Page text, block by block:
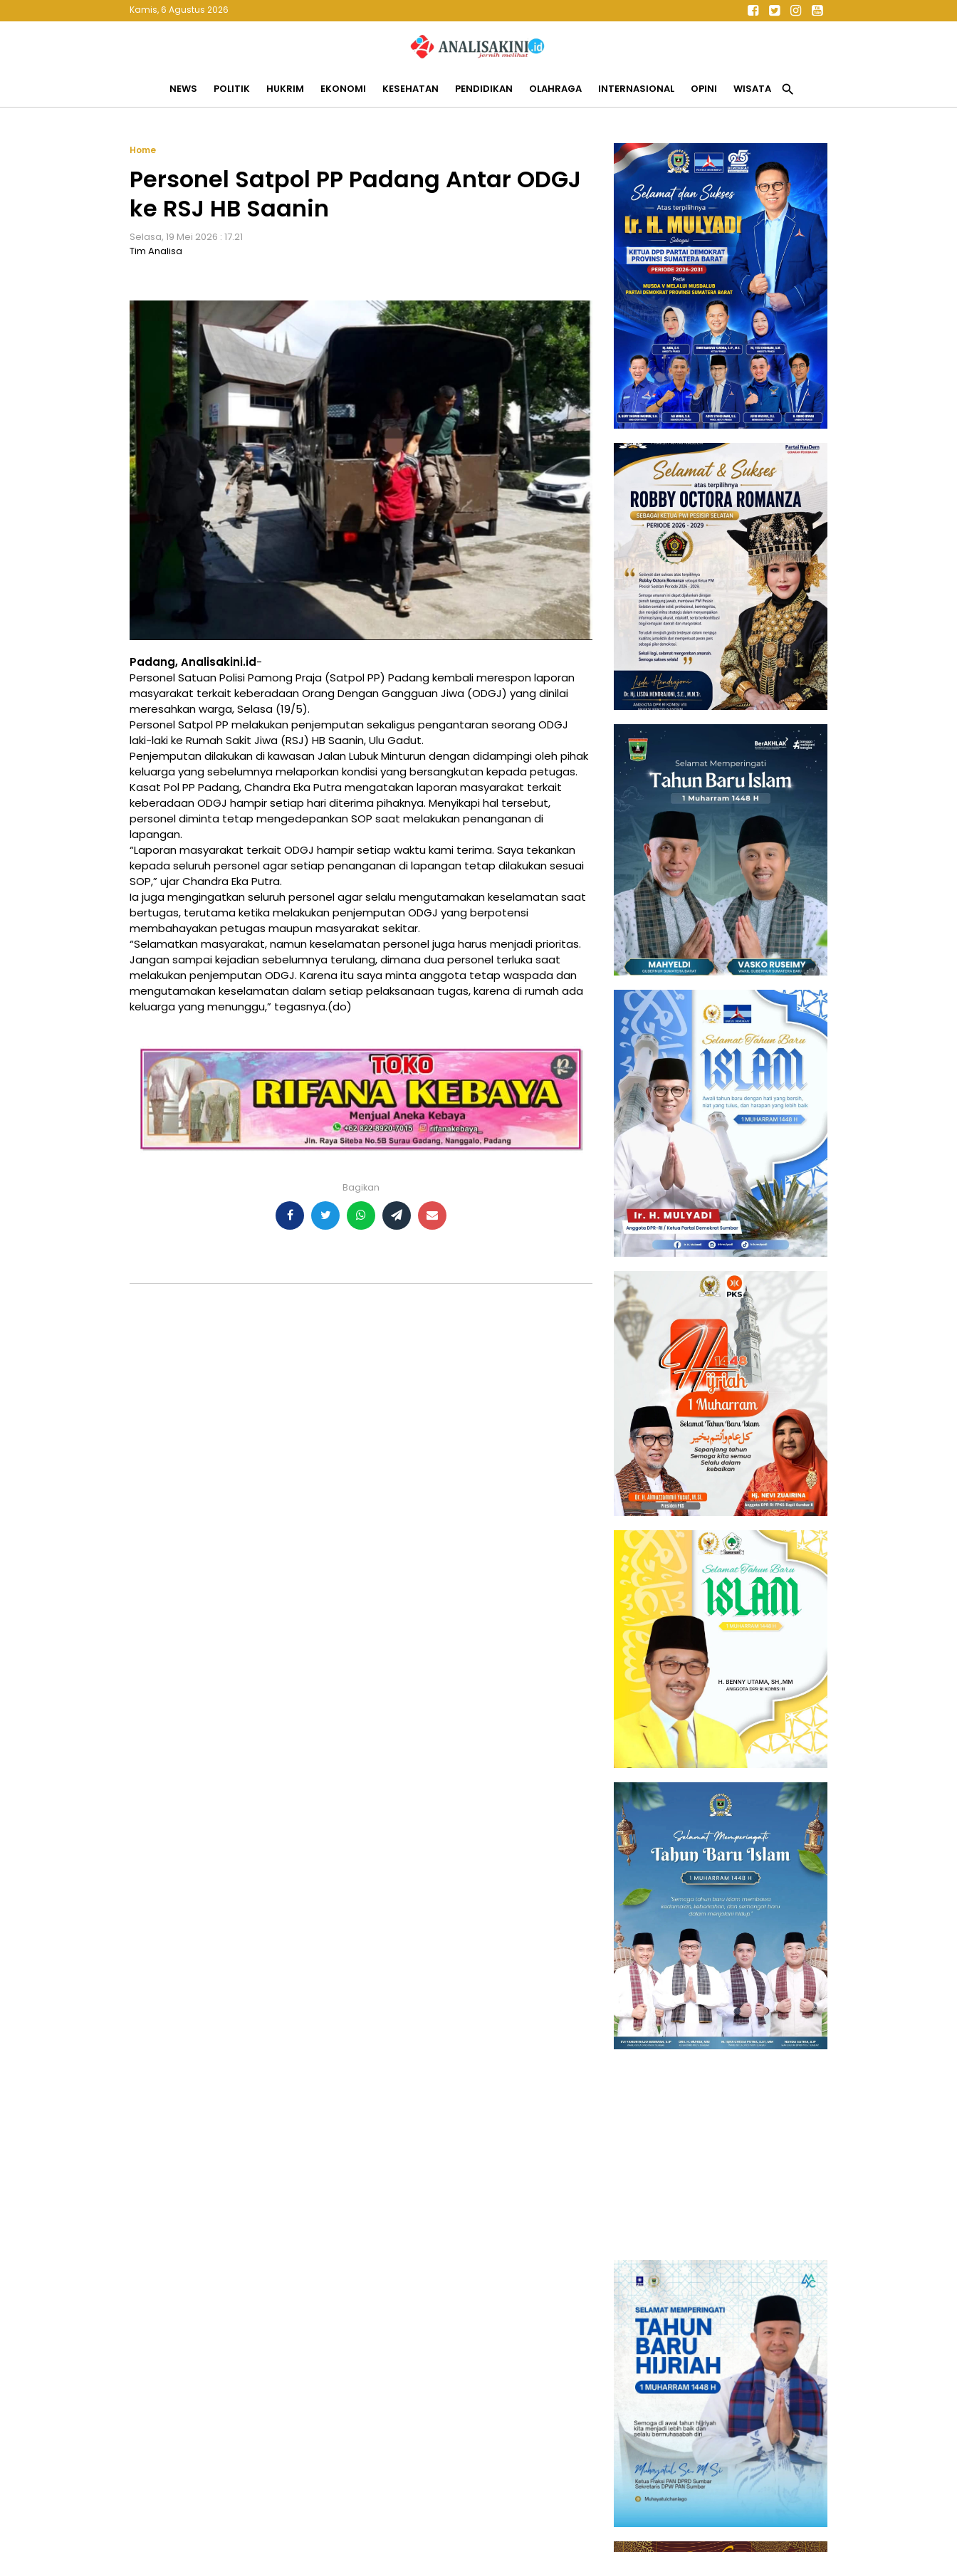
Kamis, 6 Agustus 2026
NEWS POLITIK HUKRIM EKONOMI KESEHATAN PENDIDIKAN OLAHRAGA INTERNASIONAL OPINI WISATA search
Home
Personel Satpol PP Padang Antar ODGJ
ke RSJ HB Saanin
Selasa, 19 Mei 2026 : 17.21
Tim Analisa
Padang, Analisakini.id-
Personel Satuan Polisi Pamong Praja (Satpol PP) Padang kembali merespon laporan
masyarakat terkait keberadaan Orang Dengan Gangguan Jiwa (ODGJ) yang dinilai
meresahkan warga, Selasa (19/5).
‎Personel Satpol PP melakukan penjemputan sekaligus pengantaran seorang ODGJ
laki-laki ke Rumah Sakit Jiwa (RSJ) HB Saanin, Ulu Gadut.
‎Penjemputan dilakukan di kawasan Jalan Lubuk Minturun dengan didampingi oleh pihak
keluarga yang sebelumnya melaporkan kondisi yang bersangkutan kepada petugas.
‎Kasat Pol PP Padang, Chandra Eka Putra mengatakan laporan masyarakat terkait
keberadaan ODGJ hampir setiap hari diterima pihaknya. Menyikapi hal tersebut,
personel diminta tetap mengedepankan SOP saat melakukan penanganan di
lapangan.
‎“Laporan masyarakat terkait ODGJ hampir setiap waktu kami terima. Saya tekankan
kepada seluruh personel agar setiap penanganan di lapangan tetap dilakukan sesuai
SOP,” ujar Chandra Eka Putra.
‎Ia juga mengingatkan seluruh personel agar selalu mengutamakan keselamatan saat
bertugas, terutama ketika melakukan penjemputan ODGJ yang berpotensi
membahayakan petugas maupun masyarakat sekitar.
‎“Selamatkan masyarakat, namun keselamatan personel juga harus menjadi prioritas.
Jangan sampai kejadian sebelumnya terulang, dimana dua personel terluka saat
melakukan penjemputan ODGJ. Karena itu saya minta anggota tetap waspada dan
mengutamakan keselamatan dalam setiap pelaksanaan tugas, karena di rumah ada
keluarga yang menunggu,” tegasnya.(do)
Bagikan